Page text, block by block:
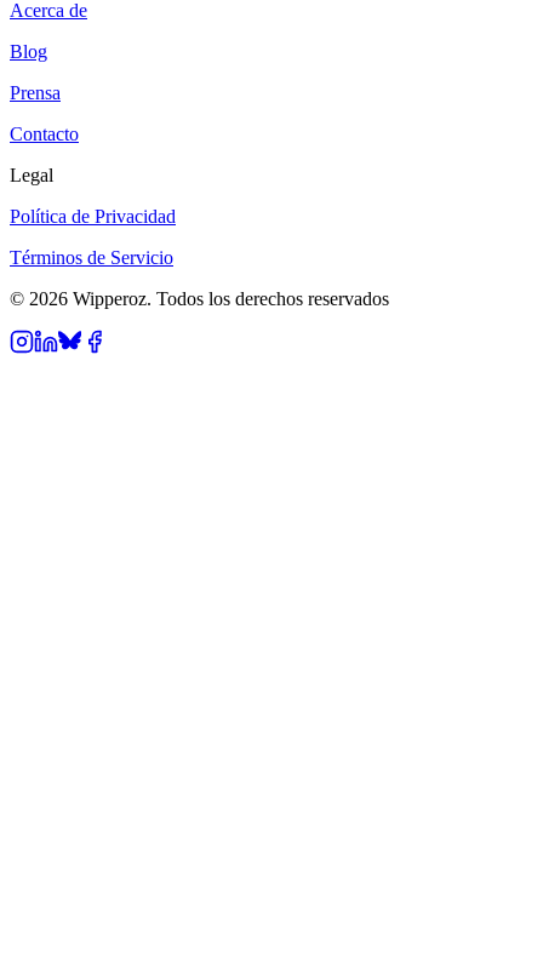
Acerca de
Blog
Prensa
Contacto
Legal
Política de Privacidad
Términos de Servicio
© 2026 Wipperoz. Todos los derechos reservados